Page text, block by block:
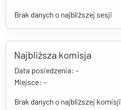
Brak danych o najbliższej sesji
Najbliższa komisja
Data posiedzenia: -
Miejsce: -
Brak danych o najbliższej komisji